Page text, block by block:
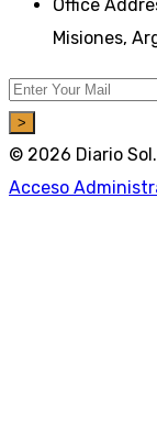
Office
Misiones,
>
© 2026 Diario
Acceso